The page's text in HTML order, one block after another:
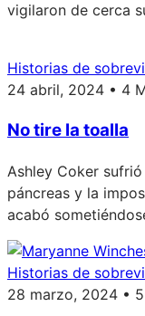
vigilaron de cerca
Historias de
24 abril, 2024 • 4
No tire la toalla
Ashley Coker
páncreas y la
acabó
Historias de
28 marzo, 2024 •